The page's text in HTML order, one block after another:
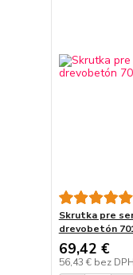
Skrutka pre
drevobetón
69,42 €
56,43 € bez DPH